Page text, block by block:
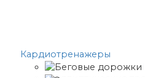
Кардиотренажеры